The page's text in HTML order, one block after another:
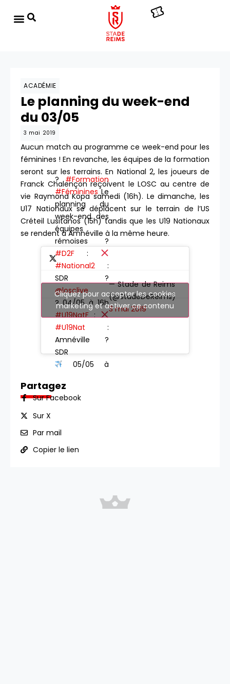
ACADÉMIE
Le planning du week-end
du 03/05
3 mai 2019
Aucun match au programme ce week-end pour les
féminines ! En revanche, les équipes de la formation
seront sur les terrains. En National 2, les joueurs de
Franck Chalençon reçoivent le LOSC au centre de
vie Raymond Kopa samedi (16h). Le dimanche, les
U17 Nationaux se déplacent sur le terrain de l’US
Créteil Lusitanos (15h) tandis que les U19 Nationaux
se rendent à Amnéville à la même heure.
? #Formation
#FémininesLe
planning du
week-end des
équipes
rémoises ?
#D2F:
#National2:
SDR ?
@losclive
? 04/05 à 16h
#U19NatF:
#U19Nat :
Amnéville ?
SDR
05/05 à
@uscl_football
? SDR
— Stade de Reims
(@StadeDeReims)
3 mai 2019
Cliquez pour accepter les cookies
marketing et activer ce contenu
Partagez
Sur Facebook
Sur X
Par mail
Copier le lien